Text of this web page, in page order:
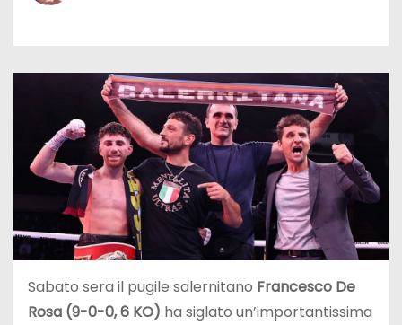
Sabato sera il pugile salernitano Francesco De
Rosa (9-0-0, 6 KO) ha siglato un’importantissima